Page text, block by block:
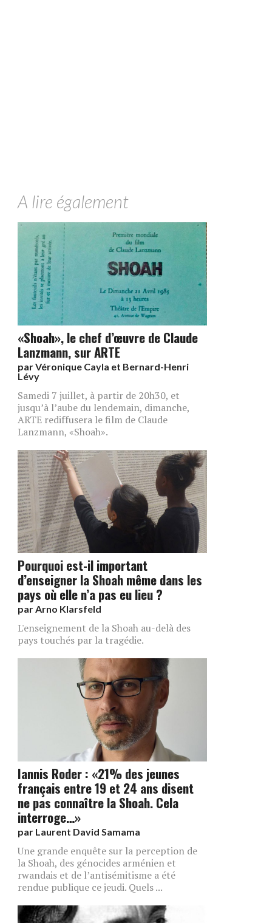
A lire également
«Shoah», le chef d’œuvre de Claude
Lanzmann, sur ARTE
parVéronique Cayla et Bernard-Henri
Lévy
Samedi 7 juillet, à partir de 20h30, et
jusqu’à l’aube du lendemain, dimanche,
ARTE rediffusera le film de Claude
Lanzmann, «Shoah».
Pourquoi est-il important
d’enseigner la Shoah même dans les
pays où elle n’a pas eu lieu ?
par Arno Klarsfeld
L'enseignement de la Shoah au-delà des
pays touchés par la tragédie.
Iannis Roder : «21% des jeunes
français entre 19 et 24 ans disent
ne pas connaître la Shoah. Cela
interroge…»
par Laurent David Samama
Une grande enquête sur la perception de
la Shoah, des génocides arménien et
rwandais et de l’antisémitisme a été
rendue publique ce jeudi. Quels ...